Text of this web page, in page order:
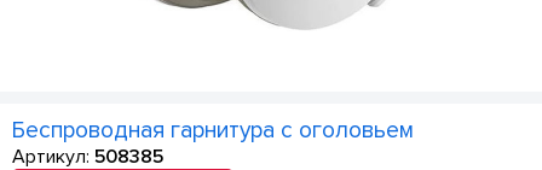
Беспроводная гарнитура с оголовьем
Артикул: 508385